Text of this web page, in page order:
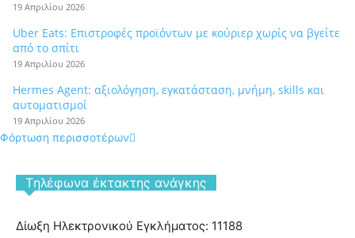
19 Απριλίου 2026
Uber Eats: Επιστροφές προϊόντων με κούριερ χωρίς να βγείτε
από το σπίτι
19 Απριλίου 2026
Hermes Agent: αξιολόγηση, εγκατάσταση, μνήμη, skills και
αυτοματισμοί
19 Απριλίου 2026
Φόρτωση περισσοτέρων
Tηλέφωνα έκτακτης ανάγκης
Δίωξη Ηλεκτρονικού Εγκλήματος: 11188